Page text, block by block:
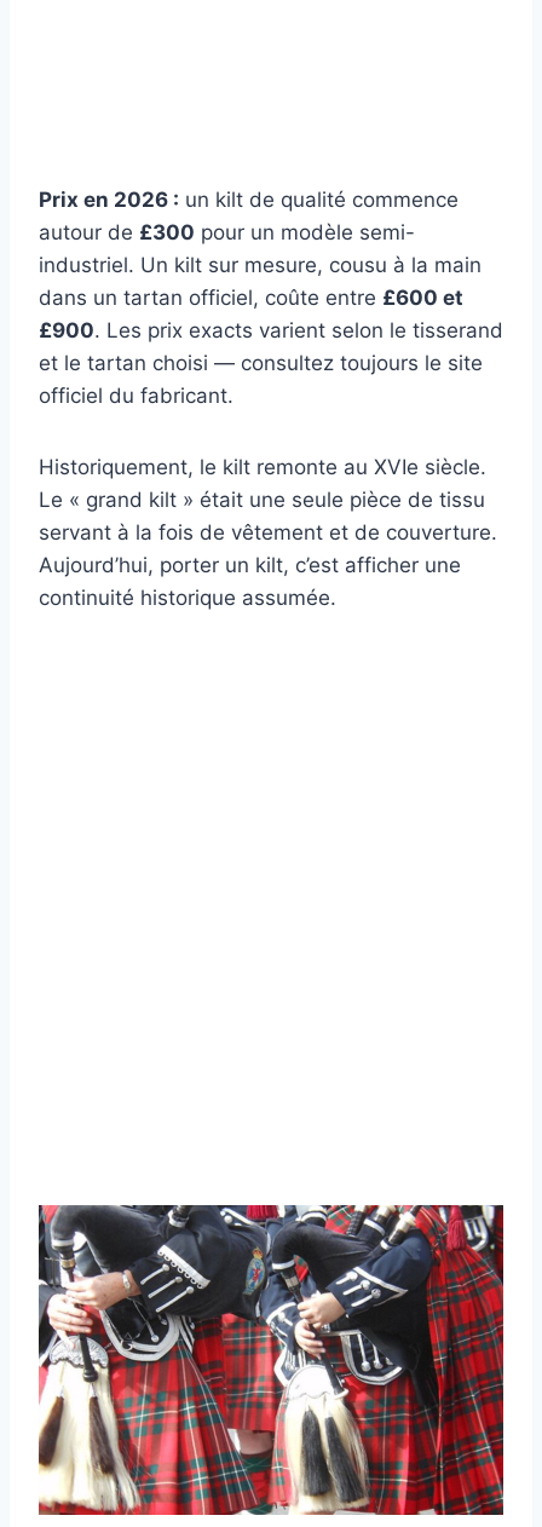
Prix en 2026 : un kilt de qualité commence
autour de £300 pour un modèle semi-
industriel. Un kilt sur mesure, cousu à la main
dans un tartan officiel, coûte entre £600 et
£900. Les prix exacts varient selon le tisserand
et le tartan choisi — consultez toujours le site
officiel du fabricant.
Historiquement, le kilt remonte au XVIe siècle.
Le « grand kilt » était une seule pièce de tissu
servant à la fois de vêtement et de couverture.
Aujourd’hui, porter un kilt, c’est afficher une
continuité historique assumée.